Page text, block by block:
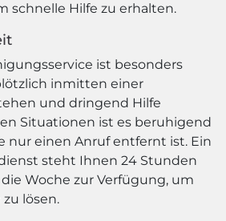
schnelle Hilfe zu erhalten.
ist besonders
inmitten einer
und dringend Hilfe
Situationen ist es beruhigend
nur einen Anruf entfernt ist. Ein
steht Ihnen 24 Stunden
Woche zur Verfügung, um
lösen.